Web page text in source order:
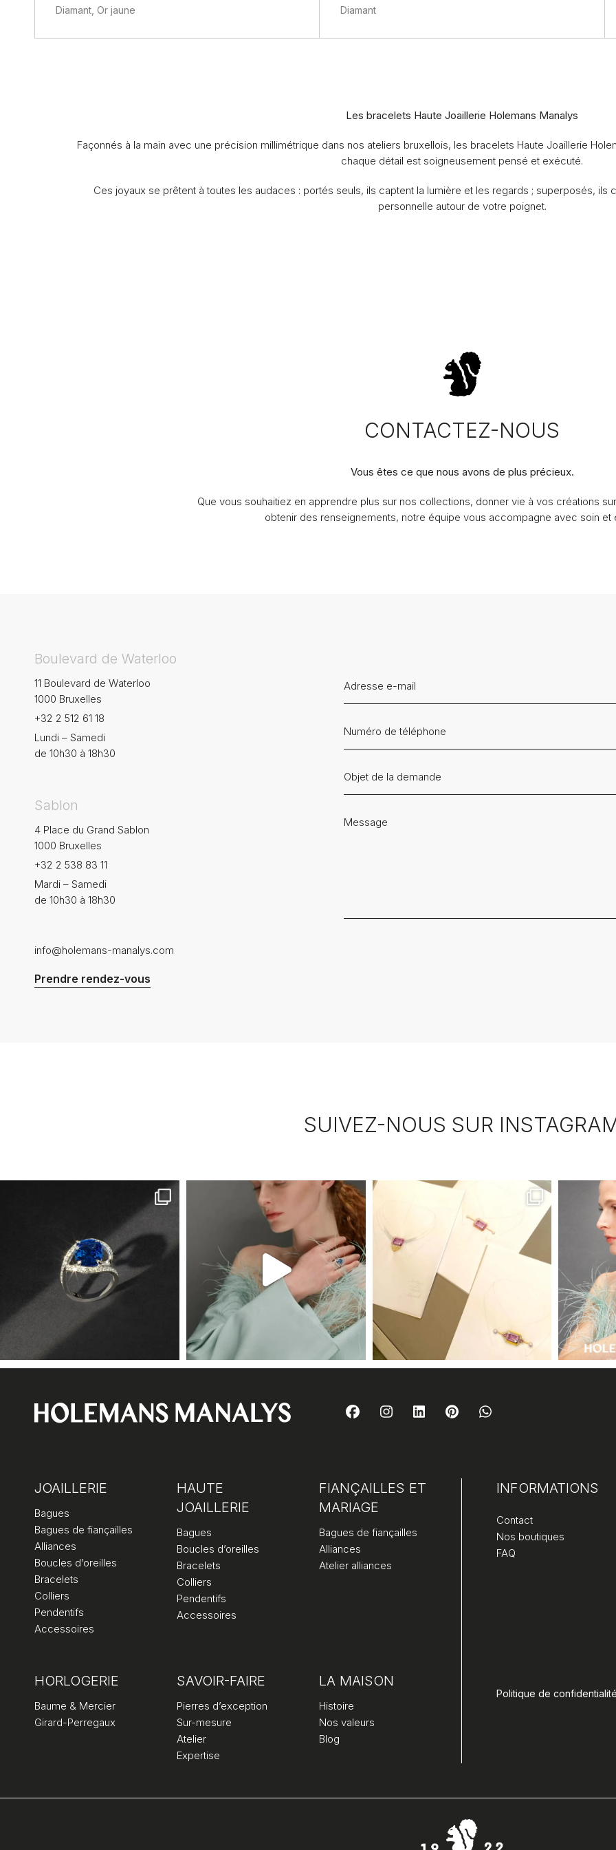
Diamant, Or jaune Diamant
Les bracelets Haute Joaillerie Holemans Manalys
Façonnés à la main avec une précision millimétrique dans nos ateliers bruxellois, les bracelets Haute Joaillerie
chaque détail est soigneusement pensé et exécuté.
Ces joyaux se prêtent à toutes les audaces : portés seuls, ils captent la lumière et les regards ; superposés, ils
personnelle autour de votre poignet.
CONTACTEZ-NOUS
Vous êtes ce que nous avons de plus précieux.
Que vous souhaitiez en apprendre plus sur nos collections, donner vie à vos créations
obtenir des renseignements, notre équipe vous accompagne avec soin et
Boulevard de Waterloo
11 Boulevard de Waterloo
1000 Bruxelles
+32 2 512 61 18
Lundi – Samedi
de 10h30 à 18h30
Sablon
4 Place du Grand Sablon
1000 Bruxelles
+32 2 538 83 11
Mardi – Samedi
de 10h30 à 18h30
info@holemans-manalys.com
Prendre rendez-vous
SUIVEZ-NOUS SUR
JOAILLERIE
Bagues
Bagues de fiançailles
Alliances
Boucles d’oreilles
Bracelets
Colliers
Pendentifs
Accessoires
HAUTE
JOAILLERIE
Bagues
Boucles d’oreilles
Bracelets
Colliers
Pendentifs
Accessoires
FIANÇAILLES ET
MARIAGE
Bagues de fiançailles
Alliances
Atelier alliances
HORLOGERIE
Baume & Mercier
Girard-Perregaux
SAVOIR-FAIRE
Pierres d’exception
Sur-mesure
Atelier
Expertise
LA MAISON
Histoire
Nos valeurs
Blog
INFORMATIONS
Contact
Nos boutiques
FAQ
Politique de